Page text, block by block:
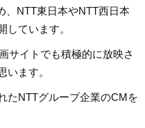
器を経験。各種楽曲紹介記事をはじ
やライブレポートなど、自身の音楽
験を元に日々記事を制作していま
ろん、最近ではJ-POPも広く好んで
、NTT東日本やNTT西日本
しています。
サイトでも積極的に放映さ
います。
たNTTグループ企業のCMを